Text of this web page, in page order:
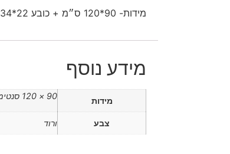
מידות- 90*120 ס״מ + כובע 22*34 ס״מ
מידע נוסף
מידות 90 × 120 סנטימטרים
צבע ורוד